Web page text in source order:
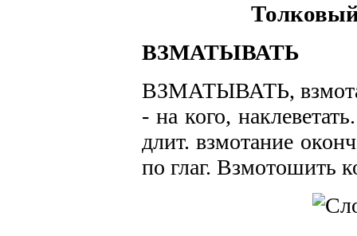
ВЗМАТЫВАТЬ
ВЗМАТЫВАТЬ,
- на кого,
длит. взмотание
по глаг. Взмотошить